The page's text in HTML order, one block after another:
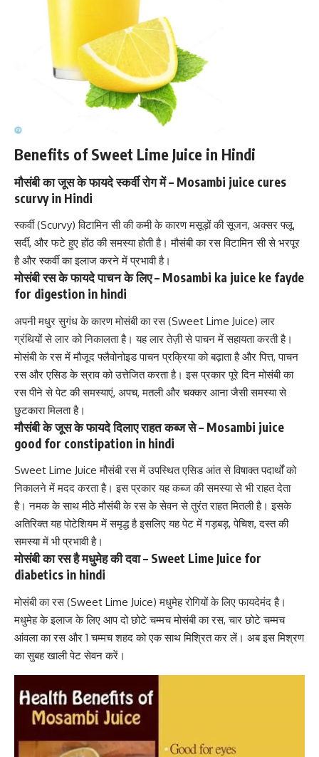
Benefits of Sweet Lime Juice in Hindi
मौसंबी का जूस के फायदे स्कर्वी रोग में – Mosambi juice cures
scurvy in Hindi
स्कर्वी (Scurvy) विटामिन सी की कमी के कारणमसूड़ों की सूजन, अक्सर फ्लू,
सर्दी, और फटे हुए होंठ की समस्या होती है। मौसंबी का रस विटामिन सी से भरपूर
है और स्कर्वी का इलाज करने में प्रभावी है।
मोसंबी रस के फायदे पाचन के लिए – Mosambi ka juice ke fayde
for digestion in hindi
अपनी मधुर सुगंध के कारण मोसंबी का रस (Sweet Lime Juice) लार
ग्रंथियों से लार को निकालता है। यह लार तेज़ी से पाचन में सहायता करती है।
मोसंबी के रस में मौजूद फ्लैवोनोइड पाचन प्रक्रिया को बढ़ाता है और पित्त, पाचन
रस और एसिड के स्राव को उत्तेजित करता है। इस प्रकार पूरे दिन मोसंबी का
रस पीने से पेट की समस्याएं, अपच, मतली और चक्कर आना जैसी समस्या से
छुटकारा मिलता है।
मौसंबी के जूस के फायदे दिलाए राहत कब्ज से – Mosambi juice
good for constipation in hindi
Sweet Lime Juice मौसंबी रस में उपस्थित एसिड आंत से विषाक्त पदार्थों को
निकालने में मदद करता है। इस प्रकार यह कब्ज की समस्या से भी राहत देता
है। नमक के साथ मीठे मौसंबी के रस के सेवन से तुरंत राहत मितली है। इसके
अतिरिक्त यहपोटेशियममें समृद्ध है इसलिए यह पेट में गड़बड़, पेचिश,दस्त की
समस्या में भी प्रभावी है।
मोसंबी का रस हैमधुमेह की दवा– Sweet Lime Juice for
diabetics in hindi
मोसंबी का रस (Sweet Lime Juice)मधुमेह रोगियों के लिए फायदेमंद है।
मधुमेह के इलाज के लिए आप दो छोटे चम्मच मोसंबी का रस, चार छोटे चम्मच
आंवला का रस और 1 चम्मच शहद को एक साथ मिश्रित कर लें। अब इस मिश्रण
का सुबह खाली पेट सेवन करें।